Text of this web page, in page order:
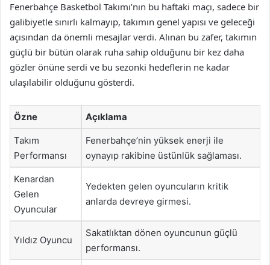
Fenerbahçe Basketbol Takımı’nın bu haftaki maçı, sadece bir
galibiyetle sınırlı kalmayıp, takımın genel yapısı ve geleceği
açısından da önemli mesajlar verdi. Alınan bu zafer, takımın
güçlü bir bütün olarak ruha sahip olduğunu bir kez daha
gözler önüne serdi ve bu sezonki hedeflerin ne kadar
ulaşılabilir olduğunu gösterdi.
Özne Açıklama
Takım
Performansı
Fenerbahçe’nin yüksek enerji ile
oynayıp rakibine üstünlük sağlaması.
Kenardan
Gelen
Oyuncular
Yedekten gelen oyuncuların kritik
anlarda devreye girmesi.
Yıldız Oyuncu
Sakatlıktan dönen oyuncunun güçlü
performansı.